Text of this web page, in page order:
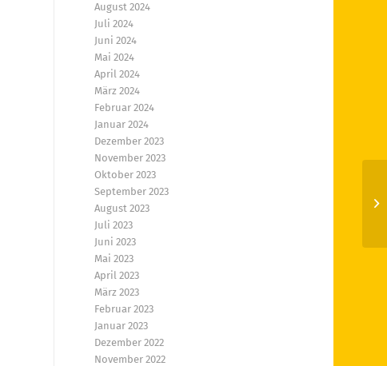
August 2024
Juli 2024
Juni 2024
Mai 2024
April 2024
März 2024
Februar 2024
Januar 2024
Dezember 2023
November 2023
Oktober 2023
September 2023
August 2023
Juli 2023
Juni 2023
Mai 2023
April 2023
März 2023
Februar 2023
Januar 2023
Dezember 2022
November 2022